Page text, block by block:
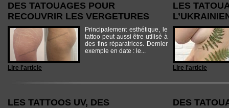
DES TATOUAGES POUR
RECOUVRIR LES VERGETURES
Principalement esthétique, le
tattoo peut aussi être utilisé à
des fins réparatrices. Dernier
exemple en date : le...
Lire l'article
LES
Lire l'article
LES TATTOOS UV, DES
DES